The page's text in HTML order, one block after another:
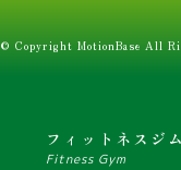
© Copyright MotionBase All
フィットネスジ
Fitness Gym